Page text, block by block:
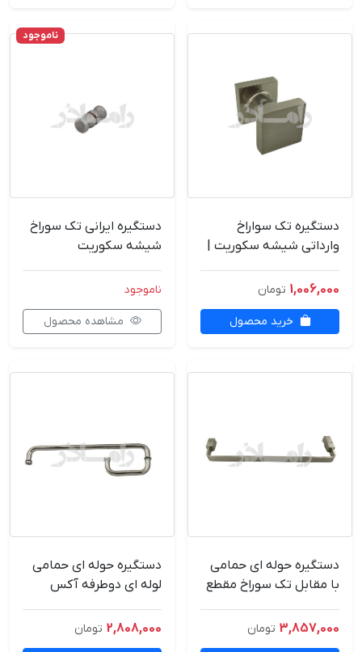
دستگیره تک سواراخ
وارداتی شیشه سکوریت |
1,006,000 تومان
خرید محصول
ناموجود
دستگیره ایرانی تک سوراخ
شیشه سکوریت
ناموجود
مشاهده محصول
دستگیره حوله ای حمامی
با مقابل تک سوراخ مقطع
وارداتی
3,857,000 تومان
دستگیره حوله ای حمامی
لوله ای دوطرفه آکس
2,808,000 تومان